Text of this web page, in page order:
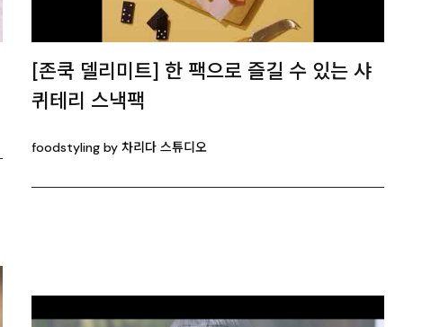
[존쿡 델리미트] 한 팩으로 즐길 수 있는 샤
퀴테리 스낵팩
foodstyling by 차리다 스튜디오